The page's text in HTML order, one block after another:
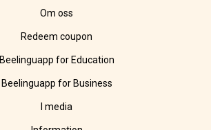
Om oss
Redeem coupon
Beelinguapp for Education
Beelinguapp for Business
I media